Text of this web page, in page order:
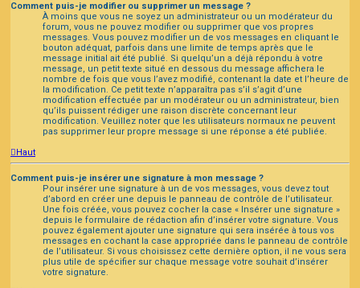
Comment puis-je modifier ou supprimer un message ?
À moins que vous ne soyez un administrateur ou un modérateur du
forum, vous ne pouvez modifier ou supprimer que vos propres
messages. Vous pouvez modifier un de vos messages en cliquant le
bouton adéquat, parfois dans une limite de temps après que le
message initial ait été publié. Si quelqu’un a déjà répondu à votre
message, un petit texte situé en dessous du message affichera le
nombre de fois que vous l’avez modifié, contenant la date et l’heure de
la modification. Ce petit texte n’apparaîtra pas s’il s’agit d’une
modification effectuée par un modérateur ou un administrateur, bien
qu’ils puissent rédiger une raison discrète concernant leur
modification. Veuillez noter que les utilisateurs normaux ne peuvent
pas supprimer leur propre message si une réponse a été publiée.
Haut
Comment puis-je insérer une signature à mon message ?
Pour insérer une signature à un de vos messages, vous devez tout
d’abord en créer une depuis le panneau de contrôle de l’utilisateur.
Une fois créée, vous pouvez cocher la case « Insérer une signature »
depuis le formulaire de rédaction afin d’insérer votre signature. Vous
pouvez également ajouter une signature qui sera insérée à tous vos
messages en cochant la case appropriée dans le panneau de contrôle
de l’utilisateur. Si vous choisissez cette dernière option, il ne vous sera
plus utile de spécifier sur chaque message votre souhait d’insérer
votre signature.